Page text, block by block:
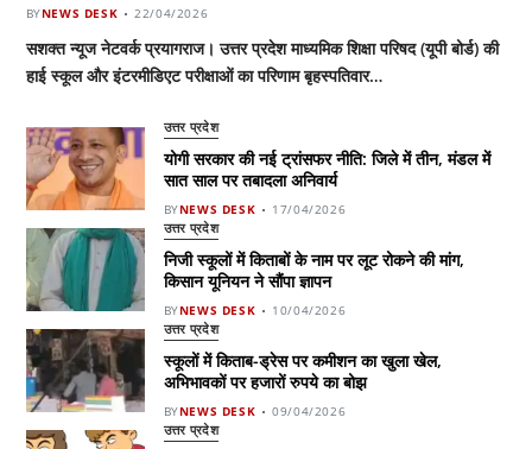
BYNEWS DESK 22/04/2026
सशक्त न्यूज नेटवर्क प्रयागराज। उत्तर प्रदेश माध्यमिक शिक्षा परिषद (यूपी बोर्ड) की
हाई स्कूल और इंटरमीडिएट परीक्षाओं का परिणाम बृहस्पतिवार…
उत्तर प्रदेश
योगी सरकार की नई ट्रांसफर नीति: जिले में तीन, मंडल में
सात साल पर तबादला अनिवार्य
BYNEWS DESK 17/04/2026
उत्तर प्रदेश
निजी स्कूलों में किताबों के नाम पर लूट रोकने की मांग,
किसान यूनियन ने सौंपा ज्ञापन
BYNEWS DESK 10/04/2026
उत्तर प्रदेश
स्कूलों में किताब-ड्रेस पर कमीशन का खुला खेल,
अभिभावकों पर हजारों रुपये का बोझ
BYNEWS DESK 09/04/2026
उत्तर प्रदेश